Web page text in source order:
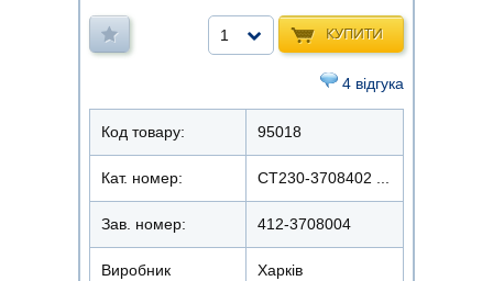
КУПИТИ
1
4 відгука
Код товару: 95018
Кат. номер: СТ230-3708402 ...
Зав. номер: 412-3708004
Виробник Харків